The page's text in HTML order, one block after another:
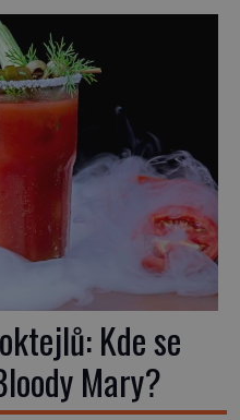
Kde se
Mary?